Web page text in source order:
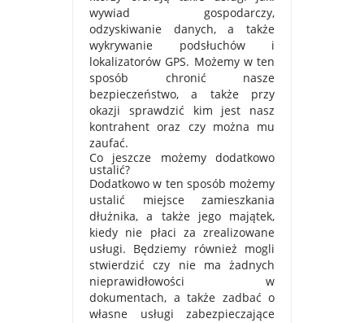
wywiad gospodarczy,
odzyskiwanie danych, a także
wykrywanie podsłuchów i
lokalizatorów GPS. Możemy w ten
sposób chronić nasze
bezpieczeństwo, a także przy
okazji sprawdzić kim jest nasz
kontrahent oraz czy można mu
zaufać.
Co jeszcze możemy dodatkowo
ustalić?
Dodatkowo w ten sposób możemy
ustalić miejsce zamieszkania
dłużnika, a także jego majątek,
kiedy nie płaci za zrealizowane
usługi. Będziemy również mogli
stwierdzić czy nie ma żadnych
nieprawidłowości w
dokumentach, a także zadbać o
własne usługi zabezpieczające